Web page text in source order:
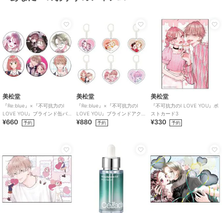
美松堂
『Re:blue』×『不可抗力のI
LOVE YOU』ブラインド缶バ
ッジ（全6種）
¥660 予約
美松堂
『Re:blue』×『不可抗力のI
LOVE YOU』ブラインドアク
リルキーホルダー（全6種）
¥880 予約
美松堂
『不可抗力のI LOVE YOU』ポ
ストカード3
¥330 予約